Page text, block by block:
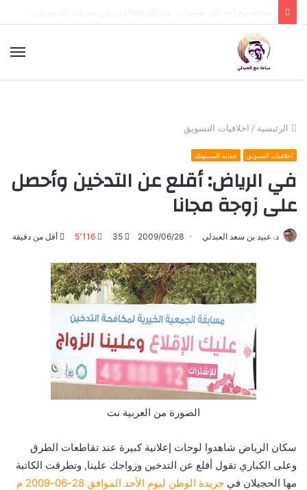
الرئيسية / اخلاقيات التسويق
اخلاقيات التسويق حماية المستهلك
في الرياض: أقلع عن التدخين وأحصل
على زوجة مجانا
د. عبيد بن سعد العبدلي 2009/06/28
35 5٬116 أقل من دقيقة
الصورة من العربية نت
سكان الرياض شاهدوا لوحات إعلانية كبيرة عند تقاطعات الطرق
وعلى الكباري تقول أقلع عن التدخين وزواجك علينا, وتطرقت الكاتبة
مها الحجيلان في جريدة الوطن ليوم الأحد الموافق 28-06-2009 م